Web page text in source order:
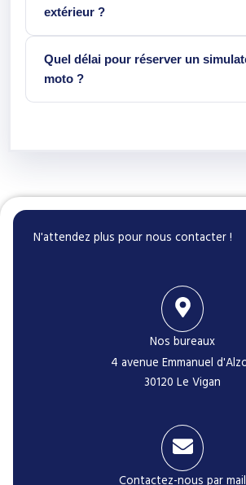
extérieur ?
Quel délai pour réserver un
moto ?
N'attendez plus pour nous contacter !
Nos bureaux
4 avenue Emmanuel
30120 Le Vigan
Contactez-nous par mail